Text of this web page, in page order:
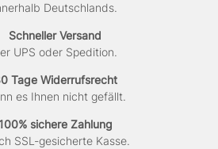
Deutschlands.
Schneller Versand
UPS oder Spedition.
Tage Widerrufsrecht
es Ihnen nicht gefällt.
100% sichere Zahlung
SSL-gesicherte Kasse.